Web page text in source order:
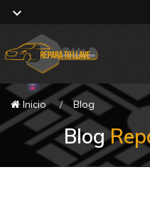
Inicio Blog
Blog